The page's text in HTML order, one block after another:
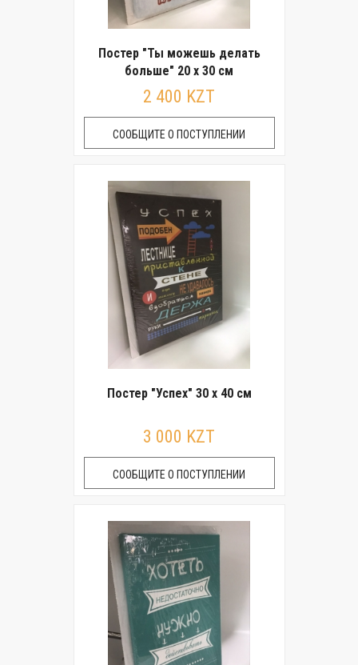
Постер "Ты можешь делать
больше" 20 x 30 см
2 400 KZT
СООБЩИТЕ О ПОСТУПЛЕНИИ
Постер "Успех" 30 x 40 см
3 000 KZT
СООБЩИТЕ О ПОСТУПЛЕНИИ